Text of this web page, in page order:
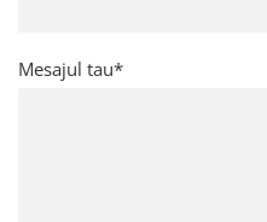
Mesajul tau*